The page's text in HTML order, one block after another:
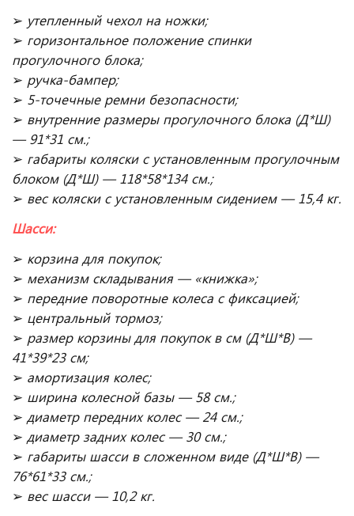
➢ утепленный чехол на ножки;
➢ горизонтальное положение спинки
прогулочного блока;
➢ ручка-бампер;
➢ 5-точечные ремни безопасности;
➢ внутренние размеры прогулочного блока (Д*Ш)
— 91*31 см.;
➢ габариты коляски с установленным прогулочным
блоком (Д*Ш) — 118*58*134 см.;
➢ вес коляски с установленным сидением — 15,4 кг.
Шасси:
➢ корзина для покупок;
➢ механизм складывания — «книжка»;
➢ передние поворотные колеса с фиксацией;
➢ центральный тормоз;
➢ размер корзины для покупок в см (Д*Ш*В) —
41*39*23 см;
➢ амортизация колес;
➢ ширина колесной базы — 58 см.;
➢ диаметр передних колес — 24 см.;
➢ диаметр задних колес — 30 см.;
➢ габариты шасси в сложенном виде (Д*Ш*В) —
76*61*33 см.;
➢ вес шасси — 10,2 кг.